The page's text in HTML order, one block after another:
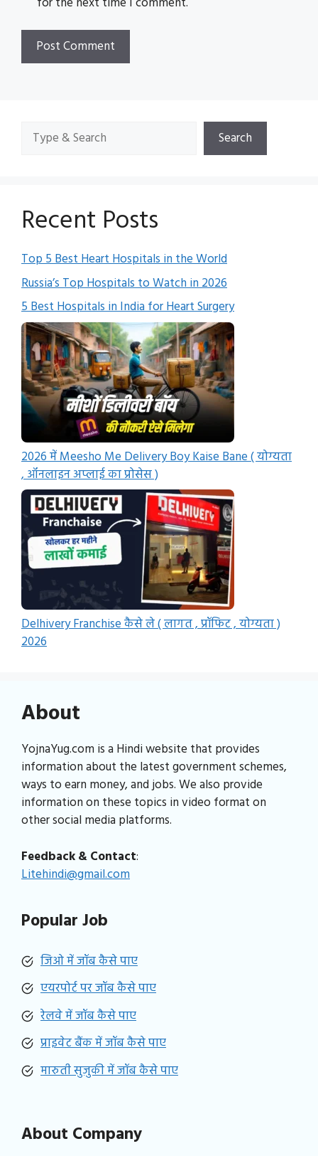
Search Search
Recent Posts
Top 5 Best Heart Hospitals in the World
Russia’s Top Hospitals to Watch in 2026
5 Best Hospitals in India for Heart Surgery
2026 में Meesho Me Delivery Boy Kaise Bane ( योग्यता
, ऑनलाइन अप्लाई का प्रोसेस )
Delhivery Franchise कैसे ले ( लागत , प्रॉफिट , योग्यता )
2026
About
YojnaYug.com is a Hindi website that provides
information about the latest government schemes,
ways to earn money, and jobs. We also provide
information on these topics in video format on
other social media platforms.
Feedback & Contact:
Litehindi@gmail.com
Popular Job
जिओ में जॉब कैसे पाए
एयरपोर्ट पर जॉब कैसे पाए
रेलवे में जॉब कैसे पाए
प्राइवेट बैंक में जॉब कैसे पाए
मारुती सुजुकी में जॉब कैसे पाए
About Company